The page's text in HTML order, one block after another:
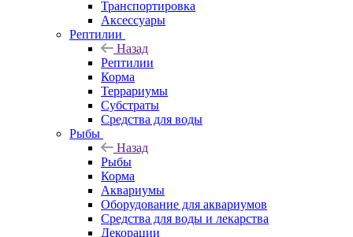
Транспортировка
Аксессуары
Рептилии
Назад
Рептилии
Корма
Террариумы
Субстраты
Средства для воды
Рыбы
Назад
Рыбы
Корма
Аквариумы
Оборудование для аквариумов
Средства для воды и лекарства
Декорации